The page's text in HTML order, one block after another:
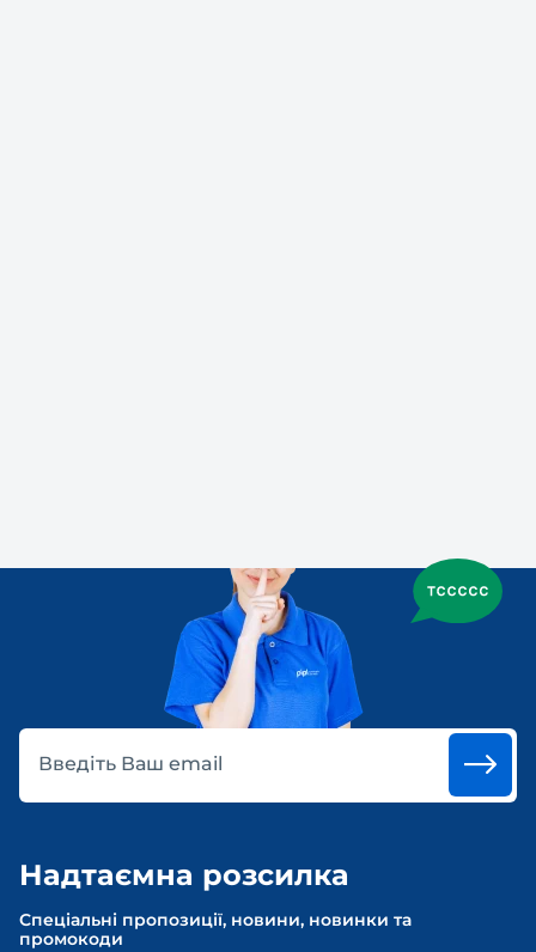
Введіть Ваш email
Надтаємна розсилка
Спеціальні пропозиції, новини, новинки та
промокоди